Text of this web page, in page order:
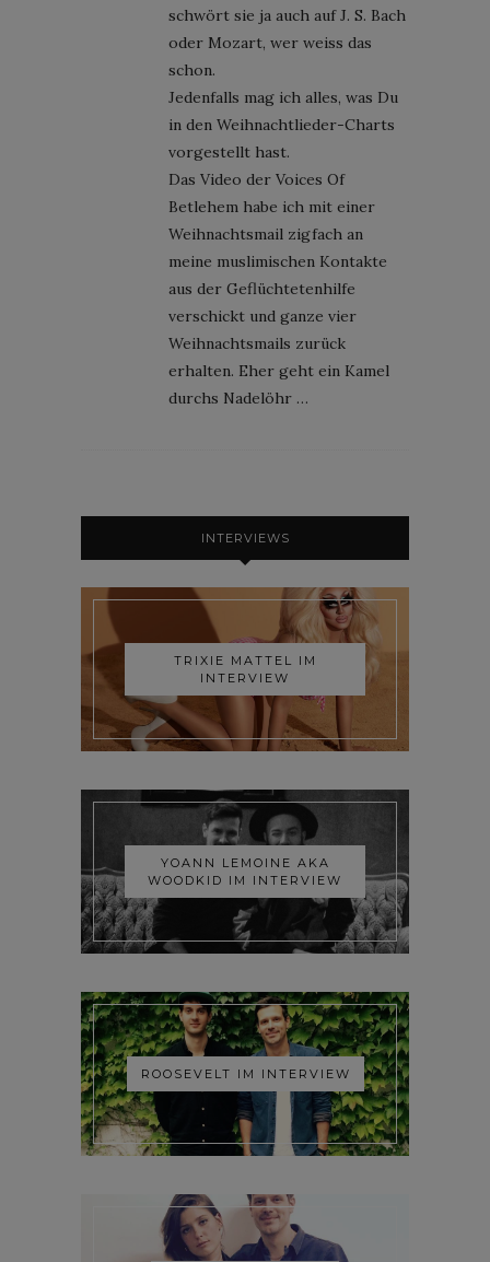
schwört sie ja auch auf J. S. Bach
oder Mozart, wer weiss das
schon.
Jedenfalls mag ich alles, was Du
in den Weihnachtlieder-Charts
vorgestellt hast.
Das Video der Voices Of
Betlehem habe ich mit einer
Weihnachtsmail zigfach an
meine muslimischen Kontakte
aus der Geflüchtetenhilfe
verschickt und ganze vier
Weihnachtsmails zurück
erhalten. Eher geht ein Kamel
durchs Nadelöhr …
INTERVIEWS
TRIXIE MATTEL IM
INTERVIEW
YOANN LEMOINE AKA
WOODKID IM INTERVIEW
ROOSEVELT IM INTERVIEW